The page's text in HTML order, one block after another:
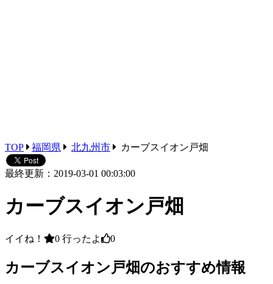
TOP 福岡県 北九州市 カーブスイオン戸畑
最終更新：2019-03-01 00:03:00
カーブスイオン戸畑
イイね！ 0 行ったよ 0
カーブスイオン戸畑のおすすめ情報